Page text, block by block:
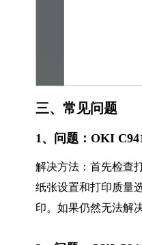
三、常见问题
1、问题：OKI
解决方法：首先检查
纸张设置和打印质量
印。如果仍然无法解